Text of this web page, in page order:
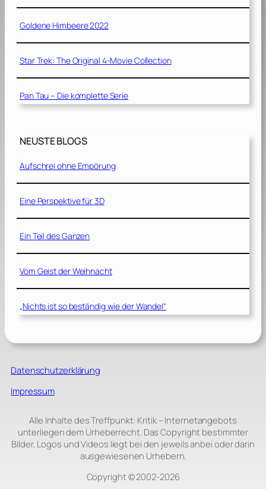
Goldene Himbeere 2022
Star Trek: The Original 4-Movie Collection
Pan Tau – Die komplette Serie
NEUSTE BLOGS
Aufschrei ohne Empörung
Eine Perspektive für 3D
Ein Teil des Ganzen
Vom Geist der Weihnacht
„Nichts ist so beständig wie der Wandel“
Datenschutzerklärung
Impressum
Alle Inhalte des Treffpunkt: Kritik – Internetangebots
unterliegen dem Urheberrecht. Das Copyright bestimmter
Bilder, Logos und Videos liegt bei den jeweils anbei oder darin
ausgewiesenen Urhebern.
Copyright © 2002‑2026